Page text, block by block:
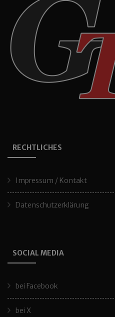
RECHTLICHES
Impressum / Kontakt
Datenschutzerklärung
SOCIAL MEDIA
bei Facebook
bei X